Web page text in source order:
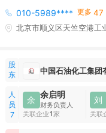
010-5989**** 更多 47
北京市顺义区天竺空港工
股
东
中国石油化工集团
人
员
7
余 余启明
财务负责人
关联企业1家
刘
关联